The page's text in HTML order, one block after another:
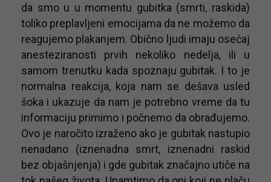
da smo u u momentu gubitka (smrti, raskida)
toliko preplavljeni emocijama da ne možemo da
reagujemo plakanjem. Obično ljudi imaju osećaj
anesteziranosti prvih nekoliko nedelja, ili u
samom trenutku kada spoznaju gubitak. I to je
normalna reakcija, koja nam se dešava usled
šoka i ukazuje da nam je potrebno vreme da tu
informaciju primimo i počnemo da obrađujemo.
Ovo je naročito izraženo ako je gubitak nastupio
nenadano (iznenadna smrt, iznenadni raskid
bez objašnjenja) i gde gubitak značajno utiče na